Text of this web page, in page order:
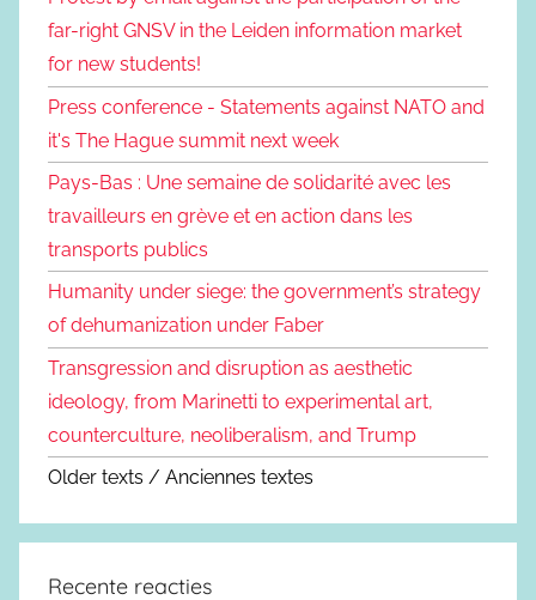
far-right GNSV in the Leiden information market
for new students!
Press conference - Statements against NATO and
it's The Hague summit next week
Pays-Bas : Une semaine de solidarité avec les
travailleurs en grève et en action dans les
transports publics
Humanity under siege: the government’s strategy
of dehumanization under Faber
Transgression and disruption as aesthetic
ideology, from Marinetti to experimental art,
counterculture, neoliberalism, and Trump
Older texts / Anciennes textes
Recente reacties